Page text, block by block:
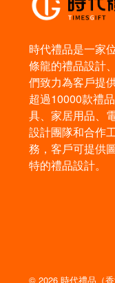
時代禮品是一家
條龍的禮品設計
們致力為客戶提
超過10000款禮
具、家居用品、
設計團隊和合作
務，客戶可提供
特的禮品設計。
© 2026 時代禮品（